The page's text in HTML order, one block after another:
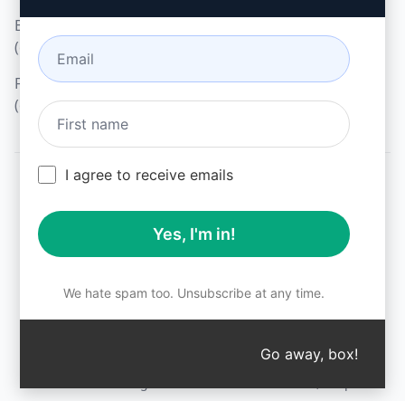
Browseruitbreidingsvoorwaarden
(en)
Factureringsvoorwaarden
(en)
All logos, trademarks, and registered trademarks are the
property of their respective owners.
AIPRM and other related brand names are registered
laws.
Unauthorized trademark use is prohibited, and may be a
violation of federal and state trademark laws. ↑
I agree to receive emails
Yes, I'm in!
We hate spam too. Unsubscribe at any time.
Go away, box!